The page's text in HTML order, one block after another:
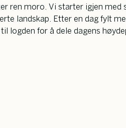
ren moro. Vi starter igjen med
landskap. Etter en dag fylt
logden for å dele dagens